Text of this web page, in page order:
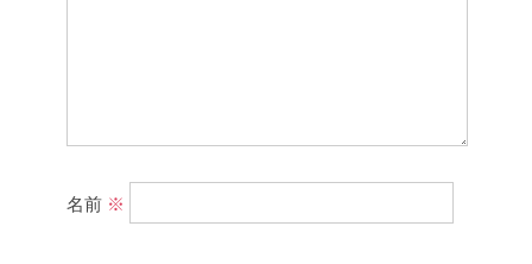
名前 ※